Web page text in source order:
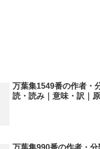
万葉集1549番の作者・
読・読み｜意味・訳｜